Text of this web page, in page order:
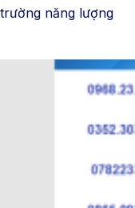
Tiktok
năng lượng